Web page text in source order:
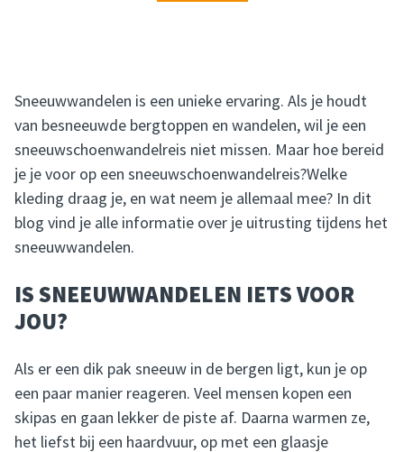
Sneeuwwandelen is een unieke ervaring. Als je houdt
van besneeuwde bergtoppen en wandelen, wil je een
sneeuwschoenwandelreis niet missen. Maar hoe bereid
je je voor op een sneeuwschoenwandelreis?Welke
kleding draag je, en wat neem je allemaal mee? In dit
blog vind je alle informatie over je uitrusting tijdens het
sneeuwwandelen.
IS SNEEUWWANDELEN IETS VOOR
JOU?
Als er een dik pak sneeuw in de bergen ligt, kun je op
een paar manier reageren. Veel mensen kopen een
skipas en gaan lekker de piste af. Daarna warmen ze,
het liefst bij een haardvuur, op met een glaasje